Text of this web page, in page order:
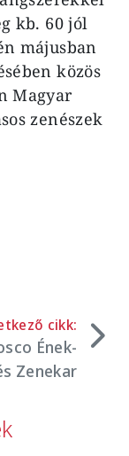
kb. 60 jól
májusban
közös
Magyar
zenészek
cikk:
Ének-
Zenekar